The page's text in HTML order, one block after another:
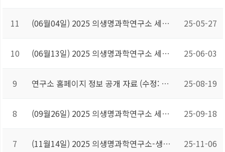
11 (06월04일) 2025 의생명과학연구소 세미나 25-05-27
10 (06월13일) 2025 의생명과학연구소 세미나 25-06-03
9 연구소 홈페이지 정보 공개 자료 (수정: 신임 연구소장 위촉) 25-08-19
8 (09월26일) 2025 의생명과학연구소 세미나 25-09-18
7 (11월14일) 2025 의생명과학연구소-생물의소재공학과 공동 주최 세미나 25-11-06